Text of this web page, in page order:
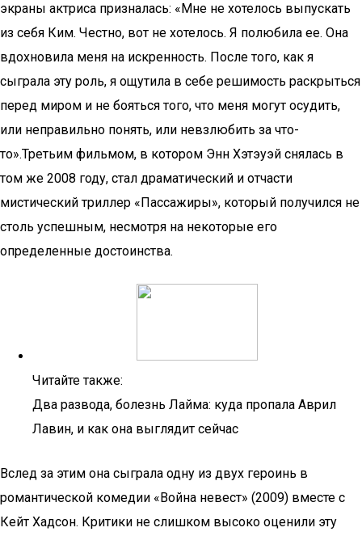
экраны актриса призналась: «Мне не хотелось выпускать
из себя Ким. Честно, вот не хотелось. Я полюбила ее. Она
вдохновила меня на искренность. После того, как я
сыграла эту роль, я ощутила в себе решимость раскрыться
перед миром и не бояться того, что меня могут осудить,
или неправильно понять, или невзлюбить за что-
то».Третьим фильмом, в котором Энн Хэтэуэй снялась в
том же 2008 году, стал драматический и отчасти
мистический триллер «Пассажиры», который получился не
столь успешным, несмотря на некоторые его
определенные достоинства.
Читайте также:
Два развода, болезнь Лайма: куда пропала Аврил
Лавин, и как она выглядит сейчас
Вслед за этим она сыграла одну из двух героинь в
романтической комедии «Война невест» (2009) вместе с
Кейт Хадсон. Критики не слишком высоко оценили эту